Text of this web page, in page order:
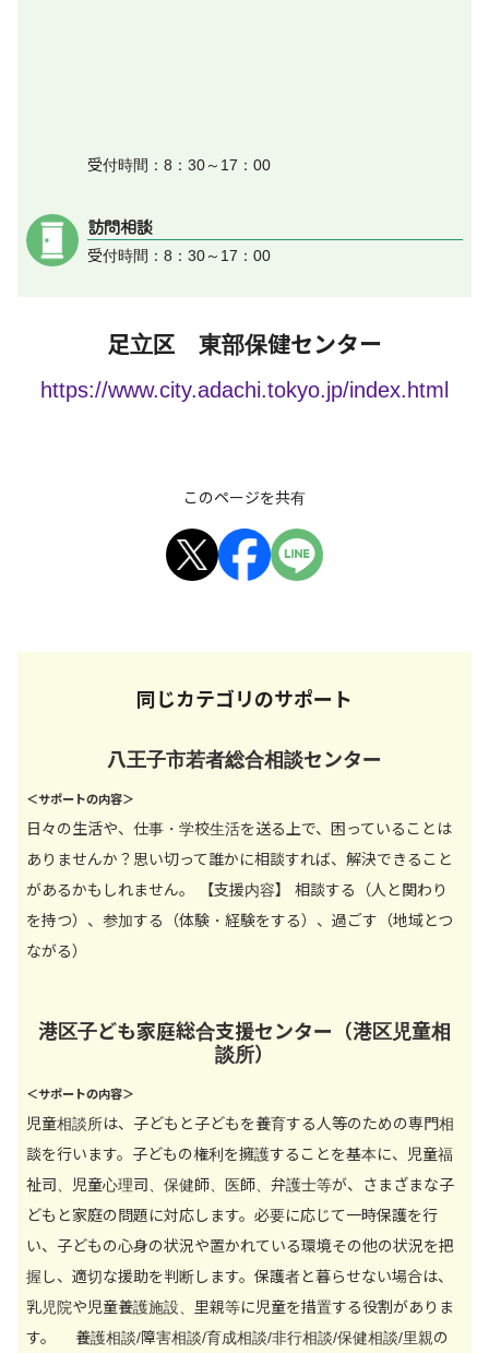
受付時間：8：30～17：00
訪問相談
受付時間：8：30～17：00
足立区 東部保健センター
https://www.city.adachi.tokyo.jp/index.html
このページを共有
同じカテゴリのサポート
八王子市若者総合相談センター
＜サポートの内容＞
日々の生活や、仕事・学校生活を送る上で、困っていることは
ありませんか？思い切って誰かに相談すれば、解決できること
があるかもしれません。 【支援内容】 相談する（人と関わり
を持つ）、参加する（体験・経験をする）、過ごす（地域とつ
ながる）
港区子ども家庭総合支援センター（港区児童相
談所）
＜サポートの内容＞
児童相談所は、子どもと子どもを養育する人等のための専門相
談を行います。子どもの権利を擁護することを基本に、児童福
祉司、児童心理司、保健師、医師、弁護士等が、さまざまな子
どもと家庭の問題に対応します。必要に応じて一時保護を行
い、子どもの心身の状況や置かれている環境その他の状況を把
握し、適切な援助を判断します。保護者と暮らせない場合は、
乳児院や児童養護施設、里親等に児童を措置する役割がありま
す。 養護相談/障害相談/育成相談/非行相談/保健相談/里親の